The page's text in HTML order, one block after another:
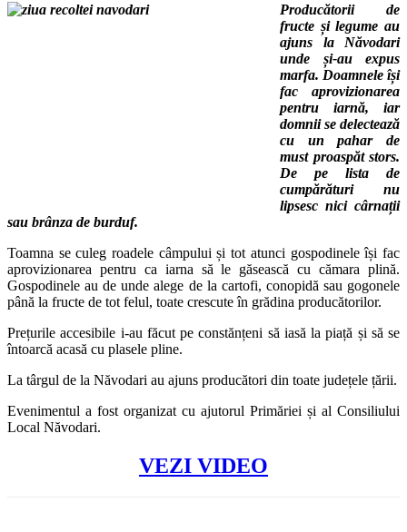
Producătorii de
fructe și legume au
ajuns la Năvodari
unde și-au expus
marfa. Doamnele își
fac aprovizionarea
pentru iarnă, iar
domnii se delectează
cu un pahar de
must proaspăt stors.
De pe lista de
cumpărături nu
lipsesc nici cârnații
sau brânza de burduf.
Toamna se culeg roadele câmpului și tot atunci gospodinele își fac
aprovizionarea pentru ca iarna să le găsească cu cămara plină.
Gospodinele au de unde alege de la cartofi, conopidă sau gogonele
până la fructe de tot felul, toate crescute în grădina producătorilor.
Prețurile accesibile i-au făcut pe constănțeni să iasă la piață și să se
întoarcă acasă cu plasele pline.
La târgul de la Năvodari au ajuns producători din toate județele țării.
Evenimentul a fost organizat cu ajutorul Primăriei și al Consiliului
Local Năvodari.
VEZI VIDEO